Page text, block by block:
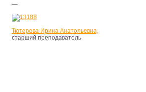
—
Тютерева Ирина Анатольевна,
старший преподаватель